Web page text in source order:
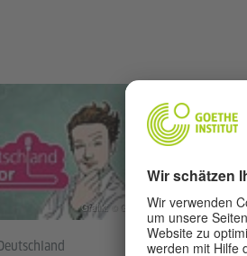
Grafik: © Goethe-Institut | DW